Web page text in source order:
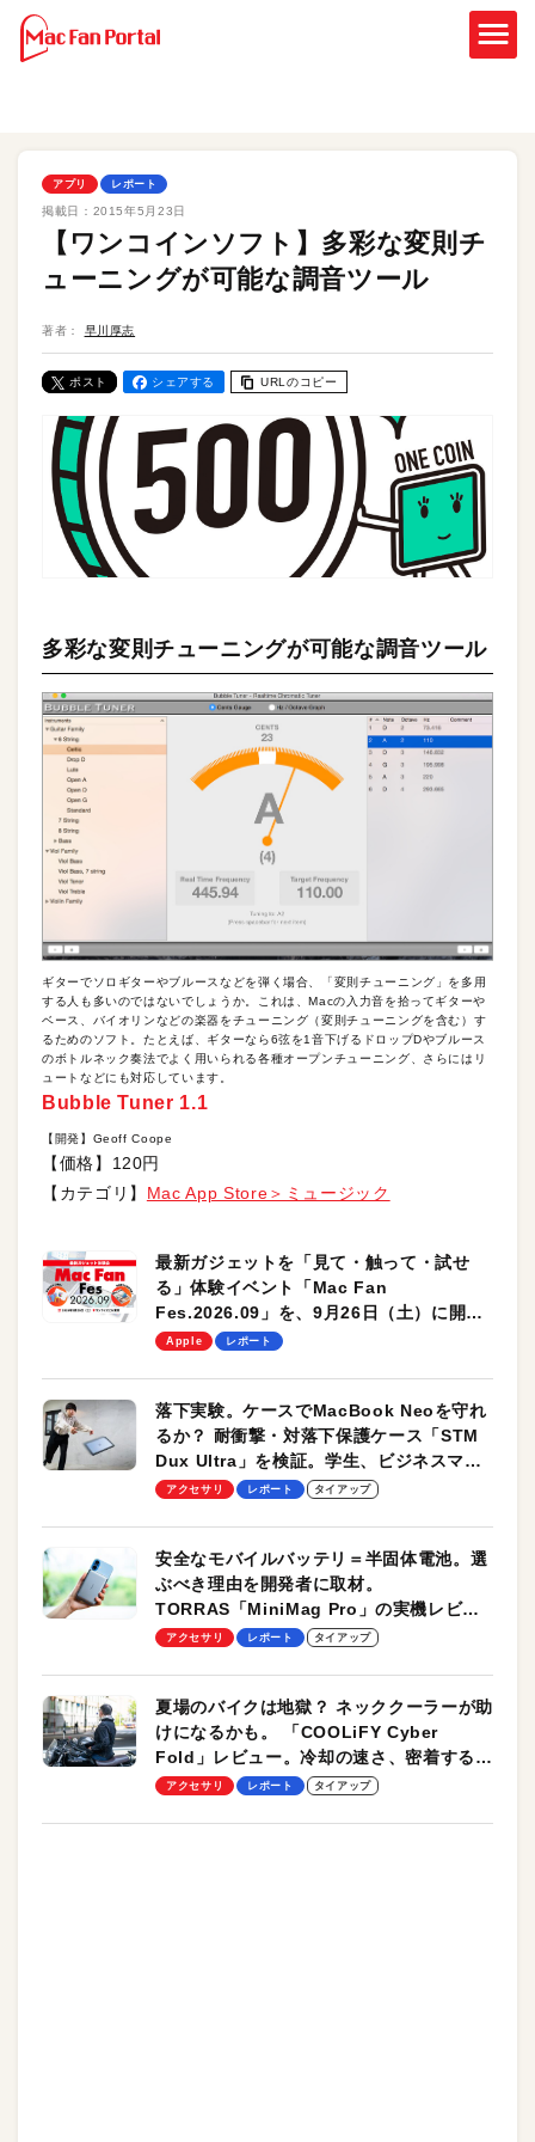
アプリ レポート
掲載日： 2015年5月23日
【ワンコインソフト】多彩な変則チ
ューニングが可能な調音ツール
著者： 早川厚志
ポスト シェアする URLのコピー
多彩な変則チューニングが可能な調音ツール
ギターでソロギターやブルースなどを弾く場合、「変則チューニング」を多用
する人も多いのではないでしょうか。これは、Macの入力音を拾ってギターや
ベース、バイオリンなどの楽器をチューニング（変則チューニングを含む）す
るためのソフト。たとえば、ギターなら6弦を1音下げるドロップDやブルース
のボトルネック奏法でよく用いられる各種オープンチューニング、さらにはリ
ュートなどにも対応しています。
Bubble Tuner 1.1
【開発】Geoff Coope
【価格】120円
【カテゴリ】 Mac App Store＞ミュージック
最新ガジェットを「見て・触って・試せ
る」体験イベント「Mac Fan
Fes.2026.09」を、9月26日（土）に開催
します！
Apple レポート
落下実験。ケースでMacBook Neoを守れ
るか？ 耐衝撃・対落下保護ケース「STM
Dux Ultra」を検証。学生、ビジネスマン
のモバイルユースに最適！
アクセサリ レポート タイアップ
安全なモバイルバッテリ＝半固体電池。選
ぶべき理由を開発者に取材。
TORRAS「MiniMag Pro」の実機レビュ
ーも
アクセサリ レポート タイアップ
夏場のバイクは地獄？ ネッククーラーが助
けになるかも。 「COOLiFY Cyber
Fold」レビュー。冷却の速さ、密着する冷
却プレート、シンプルな操作性がグッド！
アクセサリ レポート タイアップ